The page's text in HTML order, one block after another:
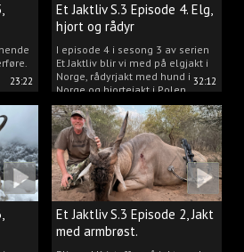
23:22 32:12
Et Jaktliv S.3 Episode 4. Elg,
hjort og rådyr
I episode 4 i sesong 3 av serien
Et Jaktliv blir vi med på elgjakt i
Norge, rådyrjakt med hund i
Norge og hjortejakt i Polen.
Et Jaktliv S.3 Episode 2, Jakt
med armbrøst.